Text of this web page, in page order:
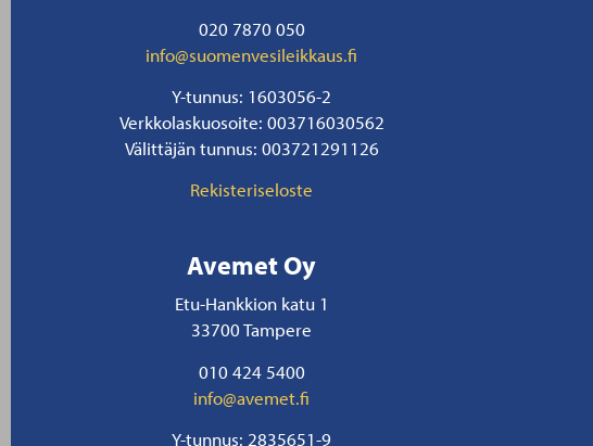
020 7870 050
info@suomenvesileikkaus.fi
Y-tunnus: 1603056-2
Verkkolaskuosoite: 003716030562
Välittäjän tunnus: 003721291126
Rekisteriseloste
Avemet Oy
Etu-Hankkion katu 1
33700 Tampere
010 424 5400
info@avemet.fi
Y-tunnus: 2835651-9